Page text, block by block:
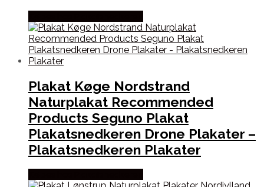
Plakat Køge Nordstrand
Naturplakat Recommended
Products Seguno Plakat
Plakatsnedkeren Drone Plakater –
Plakatsnedkeren Plakater